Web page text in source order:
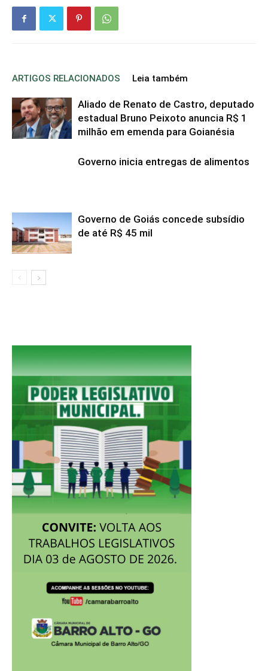
ARTIGOS RELACIONADOS Leia também
Aliado de Renato de Castro, deputado
estadual Bruno Peixoto anuncia R$ 1
milhão em emenda para Goianésia
Governo inicia entregas de alimentos
Governo de Goiás concede subsídio
de até R$ 45 mil